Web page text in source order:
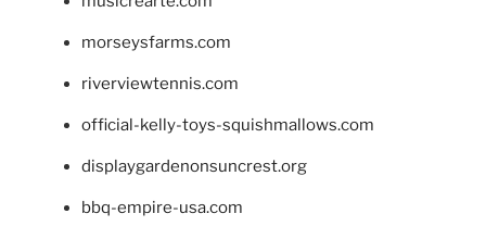
morseysfarms.com
riverviewtennis.com
official-kelly-toys-squishmallows.com
displaygardenonsuncrest.org
bbq-empire-usa.com